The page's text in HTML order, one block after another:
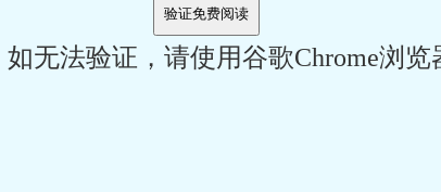
无法验证，请使用谷歌Chrome浏览